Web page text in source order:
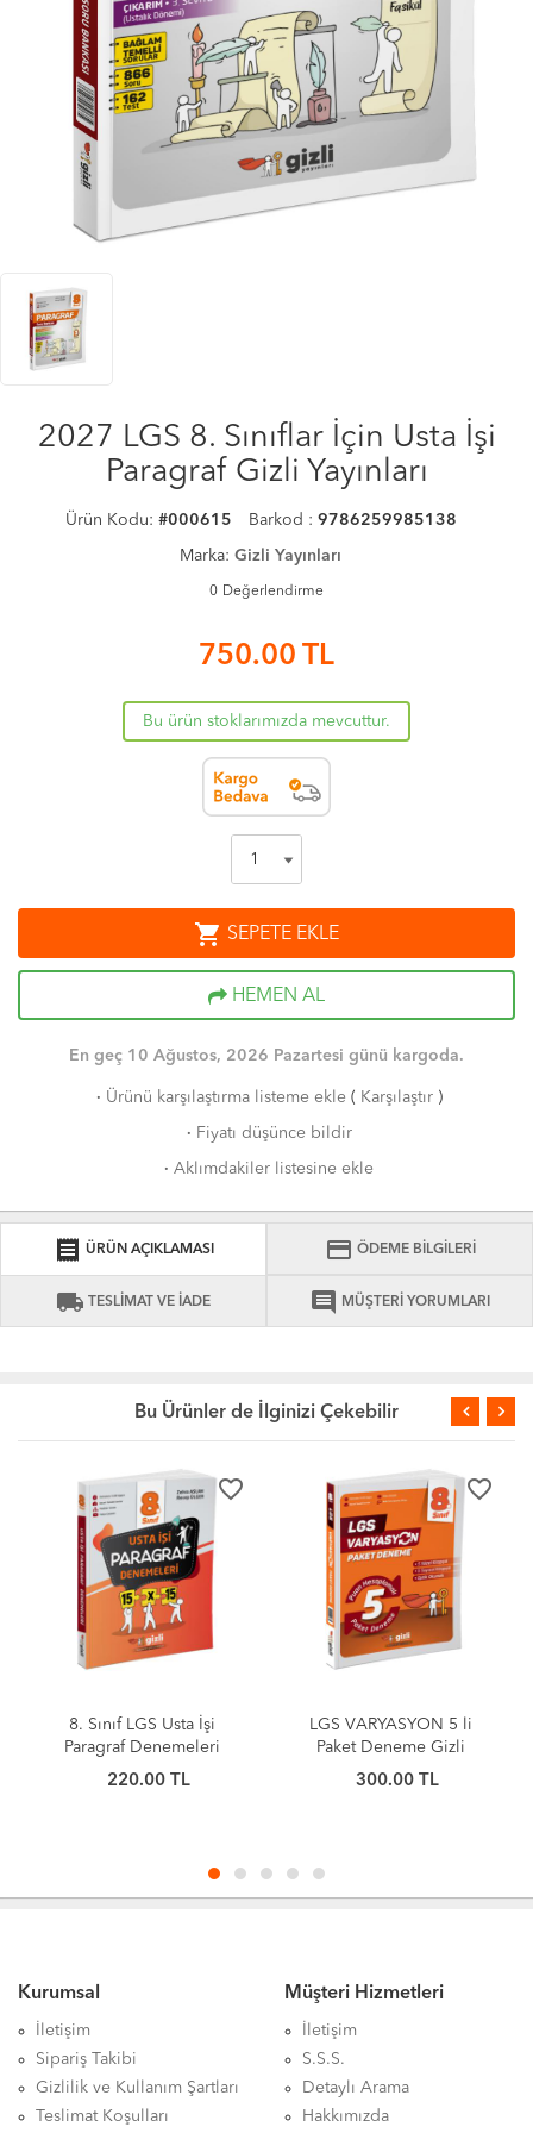
2027 LGS 8. Sınıflar İçin Usta İşi
Paragraf Gizli Yayınları
Ürün Kodu: #000615 Barkod : 9786259985138
Marka: Gizli Yayınları
0 Değerlendirme
750.00 TL
Bu ürün stoklarımızda mevcuttur.
shopping_cart SEPETE EKLE
HEMEN AL
En geç 10 Ağustos, 2026 Pazartesi günü kargoda.
· Ürünü karşılaştırma listeme ekle( Karşılaştır)
· Fiyatı düşünce bildir
· Aklımdakiler listesine ekle
receipt ÜRÜN AÇIKLAMASI credit_card ÖDEME BİLGİLERİ
local_shipping TESLİMAT VE İADE comment MÜŞTERİ YORUMLARI
Bu Ürünler de İlginizi Çekebilir
favorite_border
8. Sınıf LGS Usta İşi
Paragraf Denemeleri
220.00 TL
favorite_border
LGS VARYASYON 5 li
Paket Deneme Gizli
Yayınları
300.00 TL
Kurumsal
İletişim
Sipariş Takibi
Gizlilik ve Kullanım Şartları
Teslimat Koşulları
Müşteri Hizmetleri
İletişim
S.S.S.
Detaylı Arama
Hakkımızda